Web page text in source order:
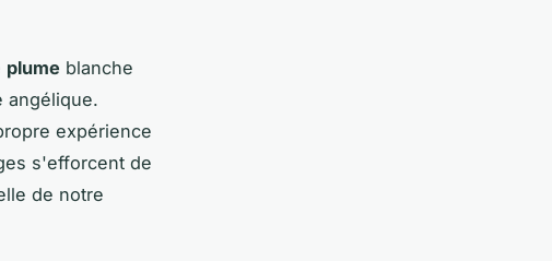
plume blanche
angélique.
expérience
s'efforcent de
de notre